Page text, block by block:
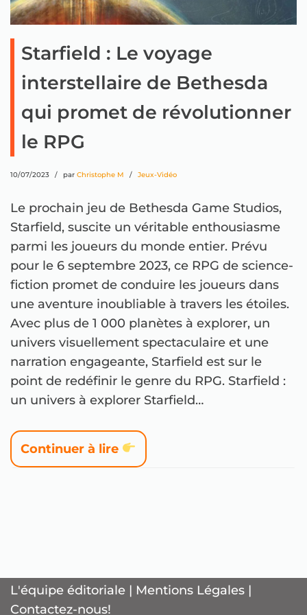
Starfield : Le voyage
interstellaire de Bethesda
qui promet de révolutionner
le RPG
10/07/2023 par Christophe M Jeux-Vidéo
Le prochain jeu de Bethesda Game Studios,
Starfield, suscite un véritable enthousiasme
parmi les joueurs du monde entier. Prévu
pour le 6 septembre 2023, ce RPG de science-
fiction promet de conduire les joueurs dans
une aventure inoubliable à travers les étoiles.
Avec plus de 1 000 planètes à explorer, un
univers visuellement spectaculaire et une
narration engageante, Starfield est sur le
point de redéfinir le genre du RPG. Starfield :
un univers à explorer Starfield…
Continuer à lire
L'équipe éditoriale | Mentions Légales |
Contactez-nous!